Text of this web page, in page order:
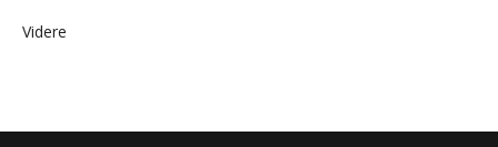
Videre